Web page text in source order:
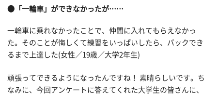
●「一輪車」ができなかったが……
一輪車に乗れなかったことで、仲間に入れてもらえなかっ
た。そのことが悔しくて練習をいっぱいしたら、バックでき
るまで上達した(女性／19歳／大学2年生)
頑張ってできるようになったんですね！ 素晴らしいです。ち
なみに、今回アンケートに答えてくれた大学生の皆さんに、